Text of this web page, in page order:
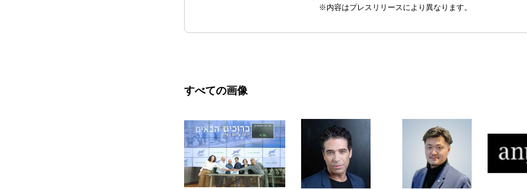
※内容はプレスリリースにより異なります。
すべての画像